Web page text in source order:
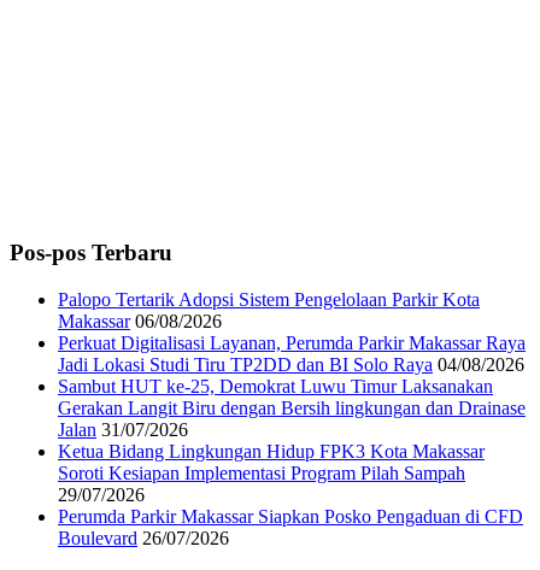
Pos-pos Terbaru
Palopo Tertarik Adopsi Sistem Pengelolaan Parkir Kota
Makassar 06/08/2026
Perkuat Digitalisasi Layanan, Perumda Parkir Makassar Raya
Jadi Lokasi Studi Tiru TP2DD dan BI Solo Raya 04/08/2026
Sambut HUT ke-25, Demokrat Luwu Timur Laksanakan
Gerakan Langit Biru dengan Bersih lingkungan dan Drainase
Jalan 31/07/2026
Ketua Bidang Lingkungan Hidup FPK3 Kota Makassar
Soroti Kesiapan Implementasi Program Pilah Sampah
29/07/2026
Perumda Parkir Makassar Siapkan Posko Pengaduan di CFD
Boulevard 26/07/2026